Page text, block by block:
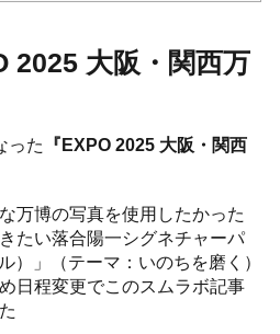
2025 大阪・関西万
った
『EXPO 2025 大阪・関西
万博の写真を使用したかった
たい落合陽一シグネチャーパ
）」（テーマ：いのちを磨く）
日程変更でこのスムラボ記事